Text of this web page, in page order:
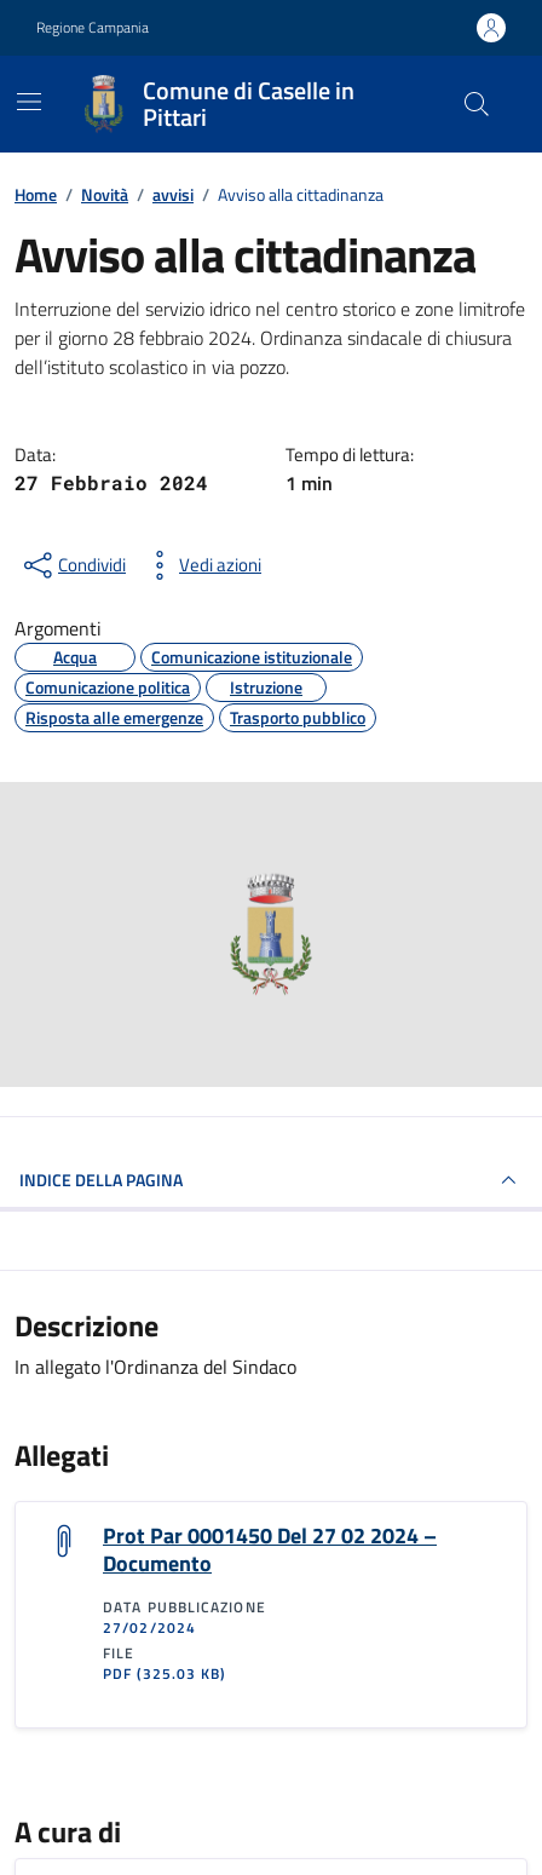
Regione Campania
Comune di Caselle in
Pittari
Contenuti in evidenza
Home / Novità / avvisi / Avviso alla cittadinanza
Avviso alla cittadinanza
Dettagli della notizia
Interruzione del servizio idrico nel centro storico e zone limitrofe
per il giorno 28 febbraio 2024. Ordinanza sindacale di chiusura
dell’istituto scolastico in via pozzo.
Data:
27 Febbraio 2024
Tempo di lettura:
1 min
Condividi Vedi azioni
Argomenti
Acqua
Comunicazione istituzionale
Comunicazione politica
Istruzione
Risposta alle emergenze
Trasporto pubblico
INDICE DELLA PAGINA
Descrizione
In allegato l'Ordinanza del Sindaco
Allegati
Prot Par 0001450 Del 27 02 2024 –
Documento
DATA PUBBLICAZIONE
27/02/2024
FILE
PDF(325.03 KB)
A cura di